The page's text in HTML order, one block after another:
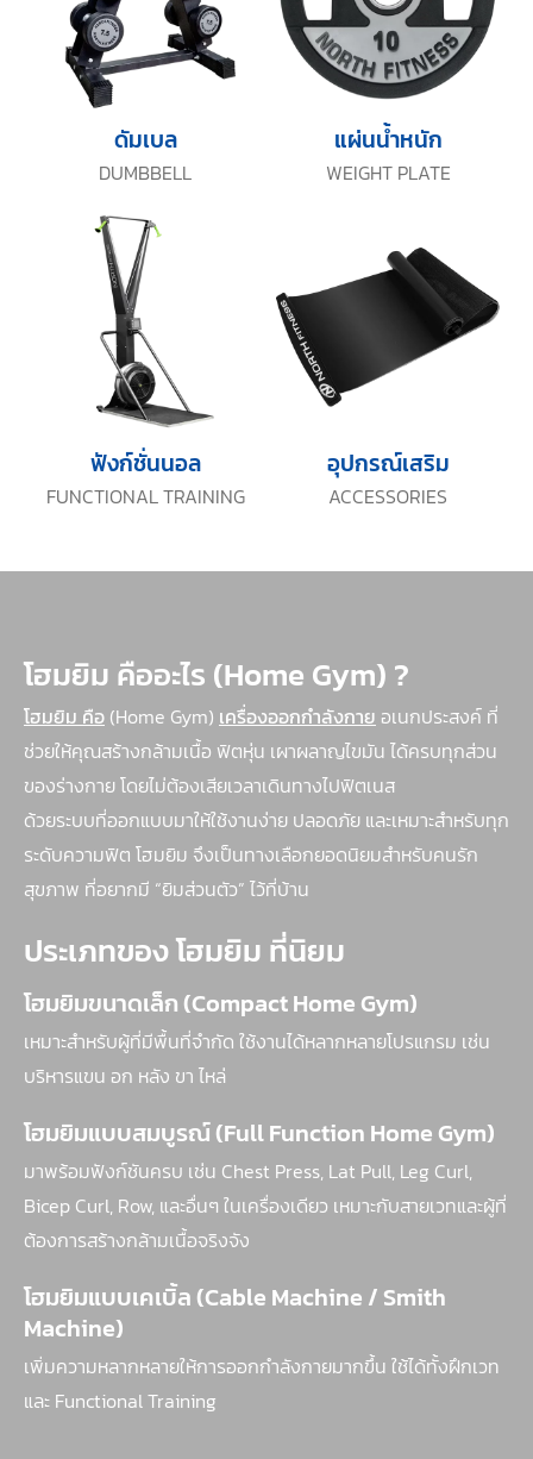
DUMBBELL
ดัมเบล
WEIGHT PLATE
แผ่นน้ำหนัก
FUNCTIONAL TRAINING
ฟังก์ชั่นนอล
ACCESSORIES
อุปกรณ์เสริม
โฮมยิม คืออะไร (Home Gym) ?
โฮมยิม คือ (Home Gym) เครื่องออกกำลังกาย อเนกประสงค์ ที่
ช่วยให้คุณสร้างกล้ามเนื้อ ฟิตหุ่น เผาผลาญไขมัน ได้ครบทุกส่วน
ของร่างกาย โดยไม่ต้องเสียเวลาเดินทางไปฟิตเนส
ด้วยระบบที่ออกแบบมาให้ใช้งานง่าย ปลอดภัย และเหมาะสำหรับทุก
ระดับความฟิต โฮมยิม จึงเป็นทางเลือกยอดนิยมสำหรับคนรัก
สุขภาพ ที่อยากมี “ยิมส่วนตัว” ไว้ที่บ้าน
ประเภทของ โฮมยิม ที่นิยม
โฮมยิมขนาดเล็ก (Compact Home Gym)
เหมาะสำหรับผู้ที่มีพื้นที่จำกัด ใช้งานได้หลากหลายโปรแกรม เช่น
บริหารแขน อก หลัง ขา ไหล่
โฮมยิมแบบสมบูรณ์ (Full Function Home Gym)
มาพร้อมฟังก์ชันครบ เช่น Chest Press, Lat Pull, Leg Curl,
Bicep Curl, Row, และอื่นๆ ในเครื่องเดียว เหมาะกับสายเวทและผู้ที่
ต้องการสร้างกล้ามเนื้อจริงจัง
โฮมยิมแบบเคเบิ้ล (Cable Machine / Smith
Machine)
เพิ่มความหลากหลายให้การออกกำลังกายมากขึ้น ใช้ได้ทั้งฝึกเวท
และ Functional Training